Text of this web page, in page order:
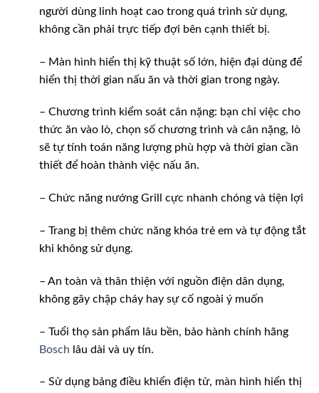
người dùng linh hoạt cao trong quá trình sử dụng,
không cần phải trực tiếp đợi bên cạnh thiết bị.
– Màn hình hiển thị kỹ thuật số lớn, hiện đại dùng để
hiển thị thời gian nấu ăn và thời gian trong ngày.
– Chương trình kiểm soát cân nặng: bạn chỉ việc cho
thức ăn vào lò, chọn số chương trình và cân nặng, lò
sẽ tự tính toán năng lượng phù hợp và thời gian cần
thiết để hoàn thành việc nấu ăn.
– Chức năng nướng Grill cực nhanh chóng và tiện lợi
– Trang bị thêm chức năng khóa trẻ em và tự động tắt
khi không sử dụng.
– An toàn và thân thiện với nguồn điện dân dụng,
không gây chập cháy hay sự cố ngoài ý muốn
– Tuổi thọ sản phẩm lâu bền, bảo hành chính hãng
Bosch lâu dài và uy tín.
– Sử dụng bảng điều khiển điện tử, màn hình hiển thị